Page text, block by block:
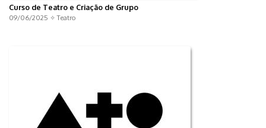
Curso de Teatro e Criação de Grupo
09/06/2025 ✧Teatro